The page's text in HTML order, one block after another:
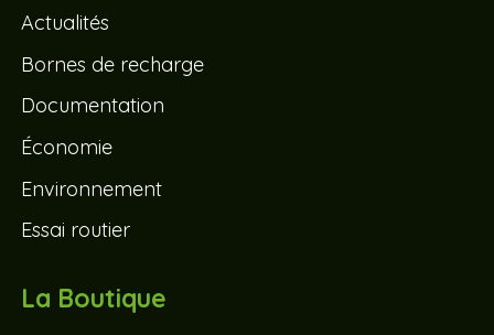
Actualités
Bornes de recharge
Documentation
Économie
Environnement
Essai routier
La Boutique